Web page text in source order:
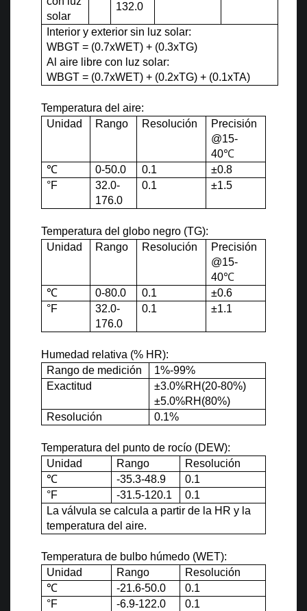
solar
132.0
Interior y exterior sin luz solar:
WBGT = (0.7xWET) + (0.3xTG)
Al aire libre con luz solar:
WBGT = (0.7xWET) + (0.2xTG) + (0.1xTA)
Temperatura del aire:
Unidad
Rango Resolución
Precisión
@15-
40℃
℃ 0-50.0 0.1
±0.8
°F
32.0-
176.0
0.1 ±1.5
Temperatura del globo negro (TG):
Unidad
Rango Resolución
Precisión
@15-
40℃
℃ 0-80.0 0.1
±0.6
°F
32.0-
176.0
0.1 ±1.1
Humedad relativa (% HR):
Rango de medición
1%-99%
Exactitud
±3.0%RH(20-80%)
±5.0%RH(80%)
Resolución
0.1%
Temperatura del punto de rocío (DEW):
Unidad
Rango Resolución
℃ -35.3-48.9
0.1
°F -31.5-120.1
0.1
La válvula se calcula a partir de la HR y la
temperatura del aire.
Temperatura de bulbo húmedo (WET):
Unidad
Rango Resolución
℃ -21.6-50.0
0.1
°F -6.9-122.0
0.1